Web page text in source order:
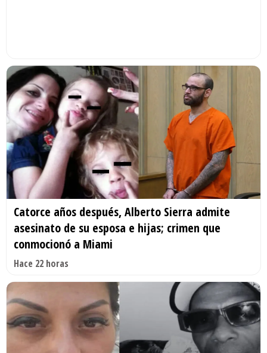
Catorce años después, Alberto Sierra admite
asesinato de su esposa e hijas; crimen que
conmocionó a Miami
Hace 22 horas